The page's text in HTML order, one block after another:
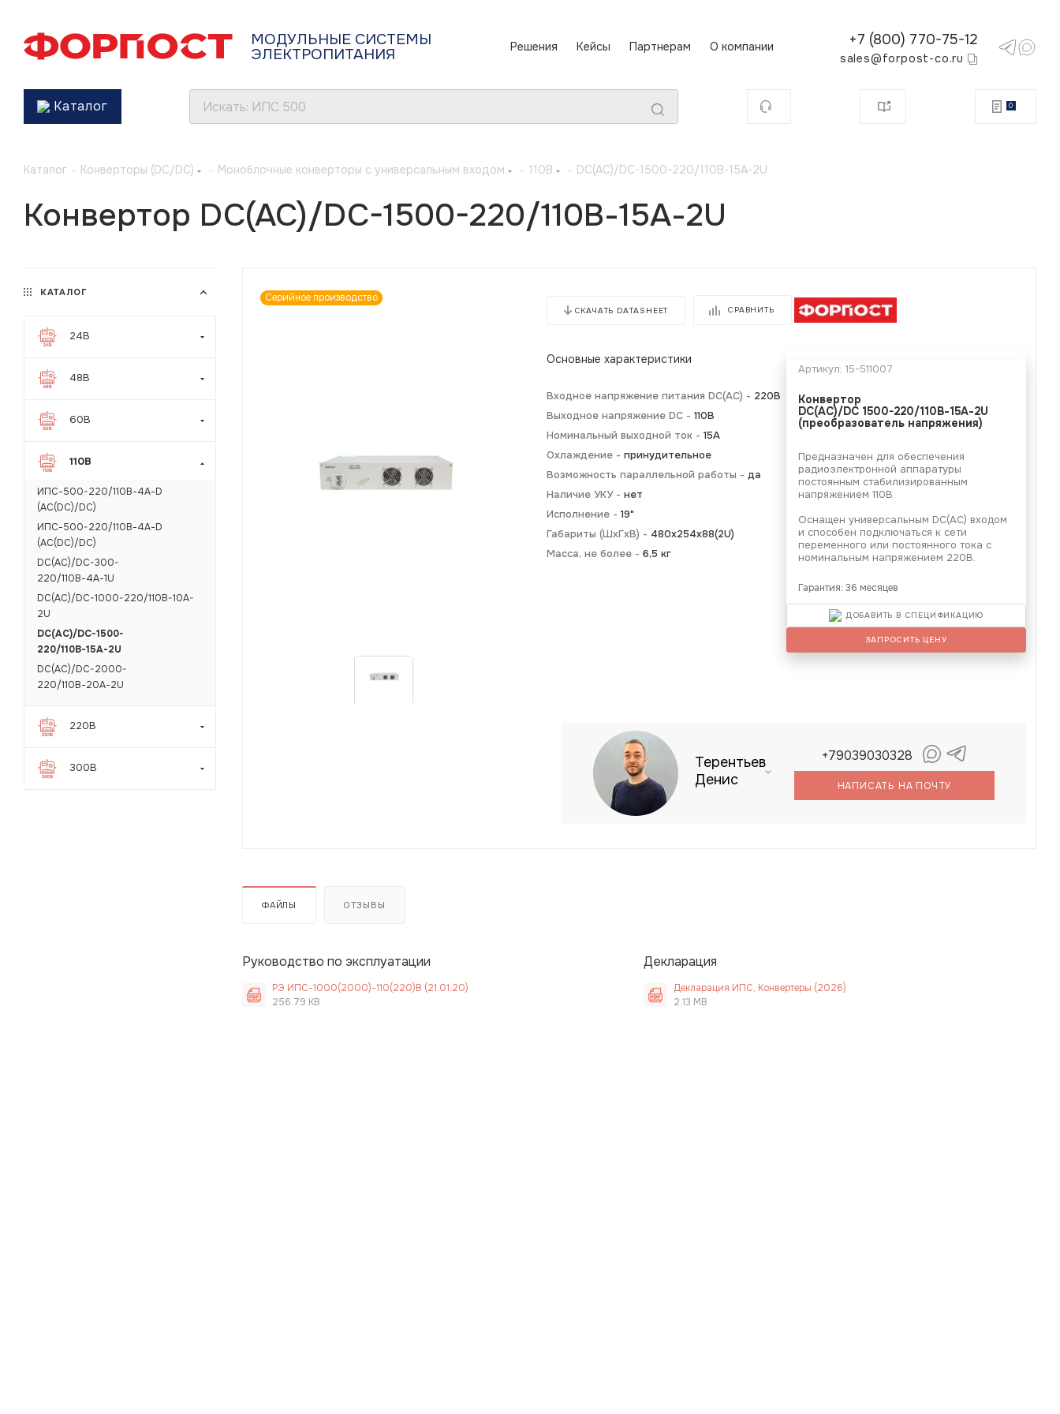
МОДУЛЬНЫЕ СИСТЕМЫ
ЭЛЕКТРОПИТАНИЯ Решения Кейсы Партнерам О компании +7 (800) 770-75-12
sales@forpost-co.ru
Каталог 0
Каталог - Конверторы (DC/DC) - Моноблочные конверторы с универсальным входом - 110В - DC(AC)/DC-1500-220/110В-15А-2U
Конвертор DC(AC)/DC-1500-220/110В-15А-2U
Серийное производство
СКАЧАТЬ DATASHEET СРАВНИТЬ
Основные характеристики
Входное напряжение питания DC(AC) - 220В
Выходное напряжение DC - 110В
Номинальный выходной ток - 15А
Охлаждение - принудительное
Возможность параллельной работы - да
Наличие УКУ - нет
Исполнение - 19"
Габариты (ШхГхВ) - 480х254х88(2U)
Масса, не более - 6,5 кг
Артикул: 15-511007
Конвертор
DC(AC)/DC 1500-220/110В-15А-2U
(преобразователь напряжения)
Предназначен для обеспечения
радиоэлектронной аппаратуры
постоянным стабилизированным
напряжением 110В.
Оснащен универсальным DC(AC) входом
и способен подключаться к сети
переменного или постоянного тока с
номинальным напряжением 220В.
Гарантия: 36 месяцев
ДОБАВИТЬ В СПЕЦИФИКАЦИЮ
ЗАПРОСИТЬ ЦЕНУ
Терентьев
Денис
+79039030328
НАПИСАТЬ НА ПОЧТУ
ФАЙЛЫ ОТЗЫВЫ
Руководство по эксплуатации
РЭ ИПС-1000(2000)-110(220)В (21.01.20)
256.79 KB
Декларация
Декларация ИПС, Конвертеры (2026)
2.13 MB
КАТАЛОГ
24В
48В
60В
110В
ИПС-500-220/110В-4А-D
(AC(DC)/DC)
ИПС-500-220/110В-4А-D
(AC(DC)/DC)
DC(AC)/DC-300-
220/110В-4А-1U
DC(AC)/DC-1000-220/110B-10A-
2U
DC(AC)/DC-1500-
220/110В-15А-2U
DC(AC)/DC-2000-
220/110В-20А-2U
220В
300В